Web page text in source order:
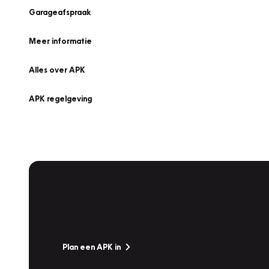
Garageafspraak
Meer informatie
Alles over APK
APK regelgeving
Plan een APK in